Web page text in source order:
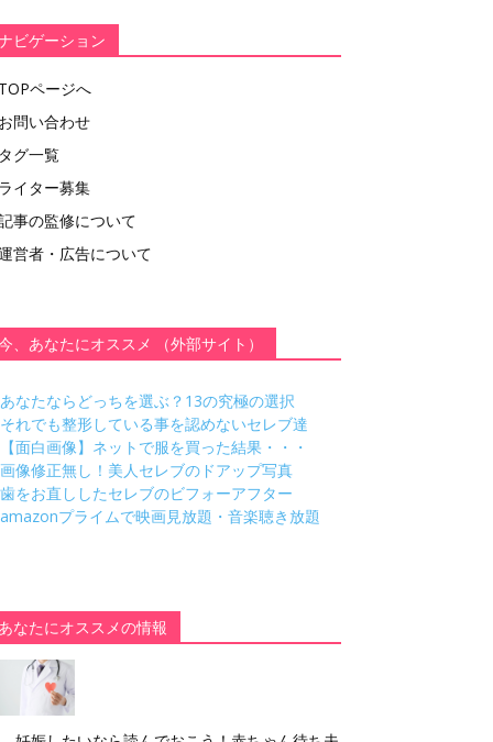
ビゲーション
TOPページへ
お問い合わせ
タグ一覧
ライター募集
事の監修について
営者・広告について
、あなたにオススメ （外部サイト）
あなたならどっちを選ぶ？13の究極の選択
それでも整形している事を認めないセレブ達
【面白画像】ネットで服を買った結果・・・
画像修正無し！美人セレブのドアップ写真
歯をお直ししたセレブのビフォーアフター
amazonプライムで映画見放題・音楽聴き放題
あなたにオススメの情報